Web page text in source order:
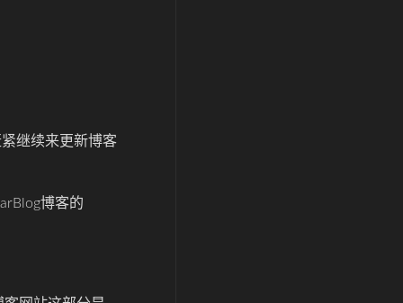
继续来更新博客
博客的